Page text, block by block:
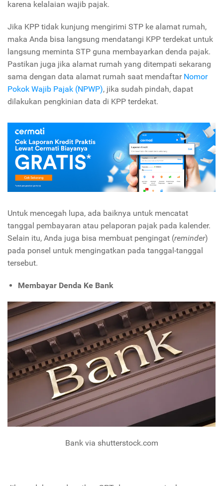
karena kelalaian wajib pajak.
Jika KPP tidak kunjung mengirimi STP ke alamat rumah,
maka Anda bisa langsung mendatangi KPP terdekat untuk
langsung meminta STP guna membayarkan denda pajak.
Pastikan juga jika alamat rumah yang ditempati sekarang
sama dengan data alamat rumah saat mendaftar Nomor
Pokok Wajib Pajak (NPWP), jika sudah pindah, dapat
dilakukan pengkinian data di KPP terdekat.
Untuk mencegah lupa, ada baiknya untuk mencatat
tanggal pembayaran atau pelaporan pajak pada kalender.
Selain itu, Anda juga bisa membuat pengingat (reminder)
pada ponsel untuk mengingatkan pada tanggal-tanggal
tersebut.
Membayar Denda Ke Bank
Bank via shutterstock.com